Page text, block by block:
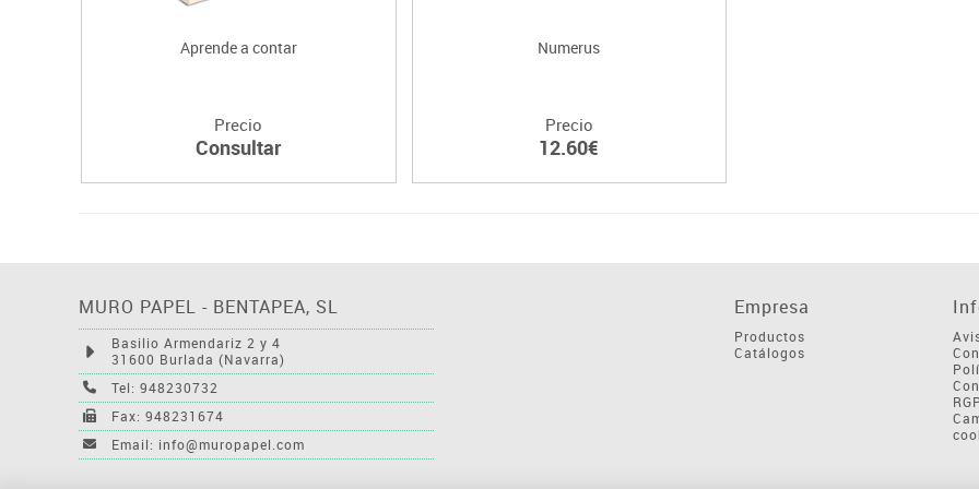
Aprende a contar
Precio
Consultar
Numerus
Precio
12.60€
MURO PAPEL - BENTAPEA, SL
Basilio Armendariz 2 y 4
31600 Burlada (Navarra)
Tel: 948230732
Fax: 948231674
Email: info@muropapel.com
Empresa
Productos
Catálogos